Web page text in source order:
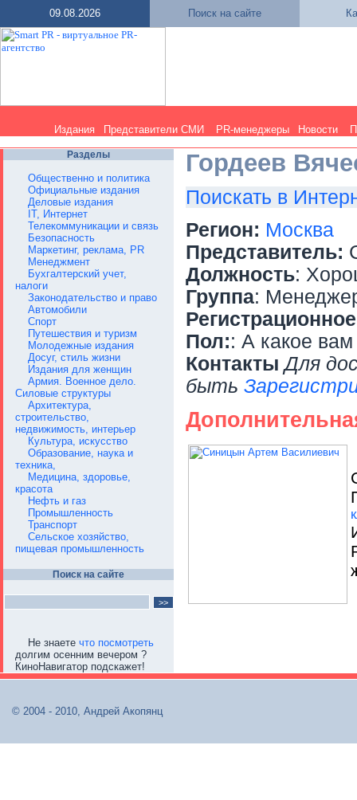
09.08.2026 Поиск на сайте
Издания Представители СМИ PR-менеджеры Новости
Разделы
Общественно и политика
Официальные издания
Деловые издания
IT, Интернет
Телекоммуникации и связь
Безопасность
Маркетинг, реклама, PR
Менеджмент
Бухгалтерский учет,
налоги
Законодательство и право
Автомобили
Спорт
Путешествия и туризм
Молодежные издания
Досуг, стиль жизни
Издания для женщин
Армия. Военное дело.
Силовые структуры
Архитектура,
строительство,
недвижимость, интерьер
Культура, искусство
Образование, наука и
техника,
Медицина, здоровье,
красота
Нефть и газ
Промышленность
Транспорт
Сельское хозяйство,
пищевая промышленность
Поиск на сайте
Не знаете что посмотреть
долгим осенним вечером ?
КиноНавигатор подскажет!
Гордеев
Поискать в
Регион: Москва
Представитель:
Должность:
Группа:
Пол:: А какое
Контакты Для
быть
© 2004 - 2010, Андрей Акопянц